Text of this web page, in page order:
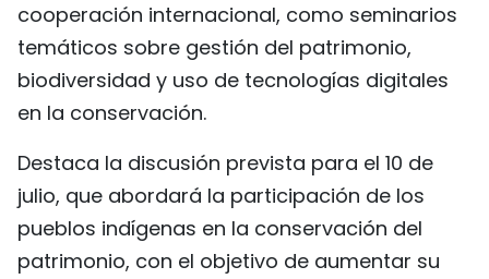
cooperación internacional, como seminarios
temáticos sobre gestión del patrimonio,
biodiversidad y uso de tecnologías digitales
en la conservación.
Destaca la discusión prevista para el 10 de
julio, que abordará la participación de los
pueblos indígenas en la conservación del
patrimonio, con el objetivo de aumentar su